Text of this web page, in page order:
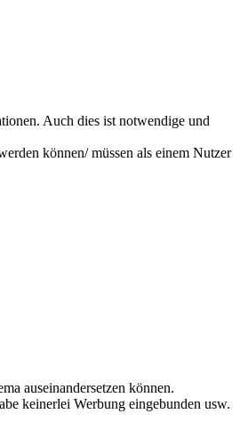
Auch dies ist notwendige und
können/ müssen als einem Nutzer
auseinandersetzen können.
keinerlei Werbung eingebunden usw.